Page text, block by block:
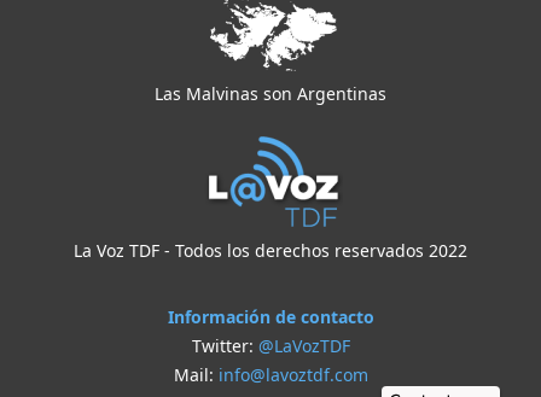
Las Malvinas son Argentinas
La Voz TDF - Todos los derechos reservados 2022
Información de contacto
Twitter: @LaVozTDF
Mail: info@lavoztdf.com